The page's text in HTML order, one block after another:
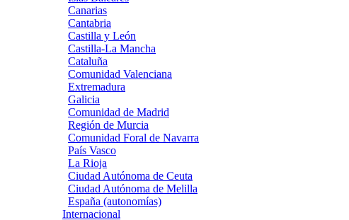
Canarias
Cantabria
Castilla y León
Castilla-La Mancha
Cataluña
Comunidad Valenciana
Extremadura
Galicia
Comunidad de Madrid
Región de Murcia
Comunidad Foral de Navarra
País Vasco
La Rioja
Ciudad Autónoma de Ceuta
Ciudad Autónoma de Melilla
España (autonomías)
Internacional